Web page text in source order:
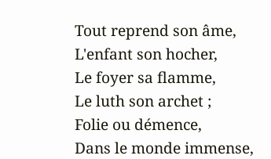
Tout reprend son âme,
L'enfant son hocher,
Le foyer sa flamme,
Le luth son archet ;
Folie ou démence,
Dans le monde immense,